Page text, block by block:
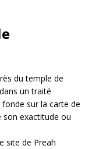
du temple de
un traité
sur la carte de
son exactitude ou
site de Preah